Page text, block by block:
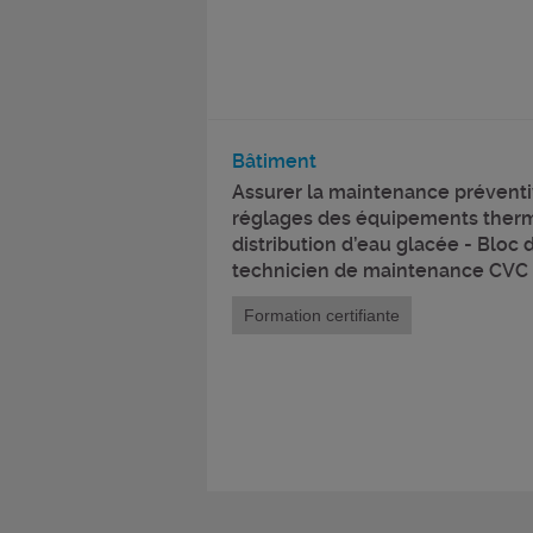
Bâtiment
Assurer la maintenance
réglages des équipements
distribution d’eau glacée -
technicien de maintenance CVC
Formation certifiante